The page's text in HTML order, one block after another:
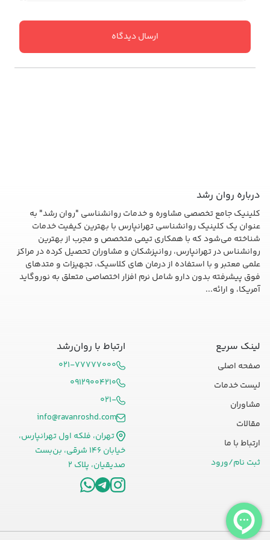
ارسال دیدگاه
درباره روان رشد
کلینیک جامع تخصصی مشاوره و خدمات روانشناسی "روان رشد" به
عنوان یک کلینیک روانشناسی تهرانپارس با بهترین کیفیت خدمات
شناخته می‌شود که با همکاری تیمی متخصص و مجرب از بهترین
روانشناس در تهرانپارس، روانپزشکان و مشاوران تحصیل کرده در مراکز
علمی معتبر و با استفاده از درمان های کلاسیک، تجهیزات و متدهای
فوق پیشرفته بدون دارو شامل نرم افزار اختصاصی متعلق به نوروگاید
آمریکا، و ارائه...
لینک سریع
صفحه اصلی
لیست خدمات
مشاوران
مقالات
ارتباط با ما
ثبت نام/ورود
ارتباط با روان‌رشد
۰۲۱-۷۷۷۷۷۰۰۰
۰۹۱۲۹۰۰۴۲۱۰
۰۲۱-
info@ravanroshd.com
تهران، فلکه اول تهرانپارس،
خیابان ۱۴۶ شرقی، بن‌بست
صدیقیان، پلاک ۲